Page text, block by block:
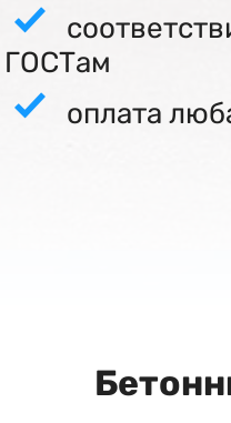
ГОСТам
оплата